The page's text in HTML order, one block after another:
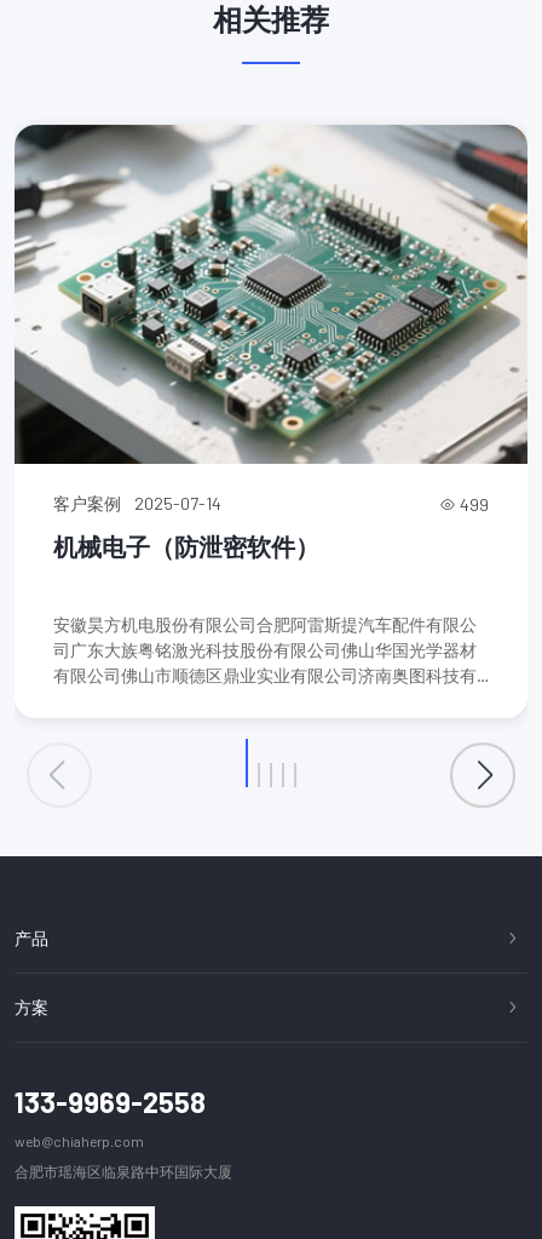
相关推荐
客户案例 2025-07-14 499
机械电子（防泄密软件）
安徽昊方机电股份有限公司合肥阿雷斯提汽车配件有限公
司广东大族粤铭激光科技股份有限公司佛山华国光学器材
有限公司佛山市顺德区鼎业实业有限公司济南奥图科技有
产品
方案
133-9969-2558
web@chiaherp.com
合肥市瑶海区临泉路中环国际大厦